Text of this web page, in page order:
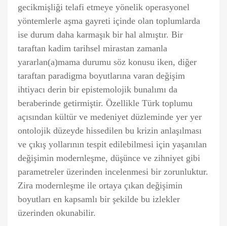
gecikmişliği telafi etmeye yönelik operasyonel
yöntemlerle aşma gayreti içinde olan toplumlarda
ise durum daha karmaşık bir hal almıştır. Bir
taraftan kadim tarihsel mirastan zamanla
yararlan(a)mama durumu söz konusu iken, diğer
taraftan paradigma boyutlarına varan değişim
ihtiyacı derin bir epistemolojik bunalımı da
beraberinde getirmiştir. Özellikle Türk toplumu
açısından kültür ve medeniyet düzleminde yer yer
ontolojik düzeyde hissedilen bu krizin anlaşılması
ve çıkış yollarının tespit edilebilmesi için yaşanılan
değişimin modernleşme, düşünce ve zihniyet gibi
parametreler üzerinden incelenmesi bir zorunluktur.
Zira modernleşme ile ortaya çıkan değişimin
boyutları en kapsamlı bir şekilde bu izlekler
üzerinden okunabilir.